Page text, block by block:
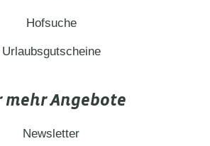
Hofsuche
Urlaubsgutscheine
mehr Angebote
Newsletter